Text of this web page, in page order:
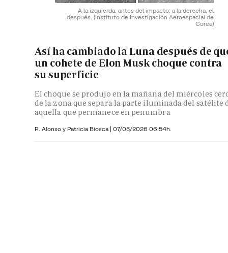
A la izquierda, antes del impacto; a la derecha, el
después. (Instituto de Investigación Aeroespacial de
Corea)
Así ha cambiado la Luna después de
un cohete de Elon Musk choque contra
su superficie
El choque se produjo en la mañana del miércoles
de la zona que separa la parte iluminada del satélite
aquella que permanece en penumbra
R. Alonso y Patricia Biosca | 07/08/2026 06:54h.